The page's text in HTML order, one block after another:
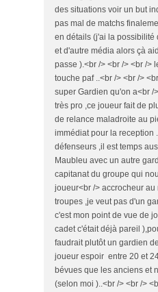
des situations voir un but
pas mal de matchs
en détails (j'ai la possibilité
et d'autre média alors çà
passe ).<br /> <br /> <br />
touche paf ..<br /> <br />
super Gardien qu'on a<br /
très pro ,ce joueur fait de
de relance maladroite au
immédiat pour la reception
défenseurs ,il est temps
Maubleu avec un autre
capitanat du groupe qui
joueur<br /> accrocheur
troupes ,je veut pas d'un
c'est mon point de vue de
cadet c'était déjà pareil
faudrait plutôt un gardien
joueur espoir entre 20 et
bévues que les anciens et
(selon moi )..<br /> <br />